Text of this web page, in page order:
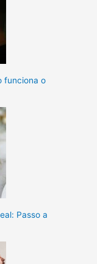
funciona o
Passo a